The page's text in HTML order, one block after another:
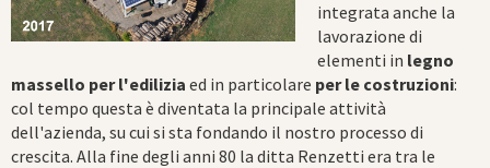
integrata anche la
lavorazione di
elementi in legno
massello per l'edilizia ed in particolare per le costruzioni:
col tempo questa è diventata la principale attività
dell'azienda, su cui si sta fondando il nostro processo di
crescita. Alla fine degli anni 80 la ditta Renzetti era tra le